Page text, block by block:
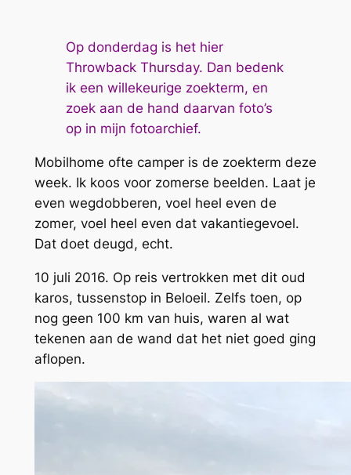
Op donderdag is het hier
Throwback Thursday. Dan bedenk
ik een willekeurige zoekterm, en
zoek aan de hand daarvan foto’s
op in mijn fotoarchief.
Mobilhome ofte camper is de zoekterm deze
week. Ik koos voor zomerse beelden. Laat je
even wegdobberen, voel heel even de
zomer, voel heel even dat vakantiegevoel.
Dat doet deugd, echt.
10 juli 2016. Op reis vertrokken met dit oud
karos, tussenstop in Beloeil. Zelfs toen, op
nog geen 100 km van huis, waren al wat
tekenen aan de wand dat het niet goed ging
aflopen.